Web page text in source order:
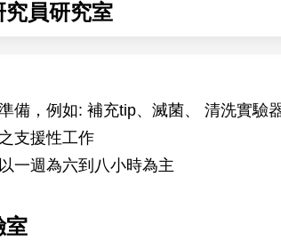
藻類的採集和培養
物化學操作
訊分析
研究成果彙整
員研究室
備，例如: 補充tip、滅菌、 清洗實驗
支援性工作
一週為六到八小時為主
室